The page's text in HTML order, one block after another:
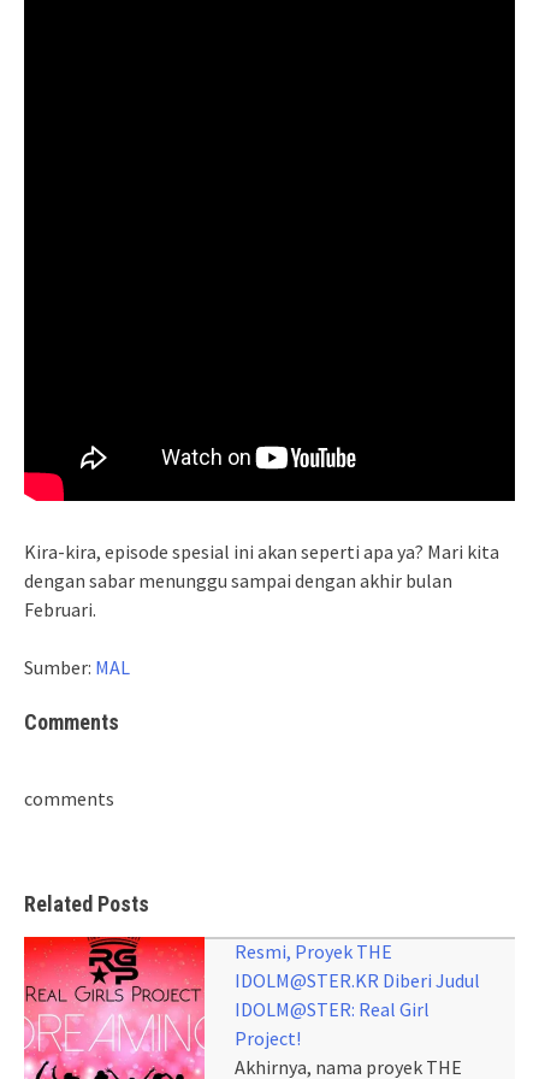
Kira-kira, episode spesial ini akan seperti apa ya? Mari kita
dengan sabar menunggu sampai dengan akhir bulan
Februari.
Sumber: MAL
Comments
comments
Related Posts
Resmi, Proyek THE
IDOLM@STER.KR Diberi Judul
IDOLM@STER: Real Girl
Project!
Akhirnya, nama proyek THE